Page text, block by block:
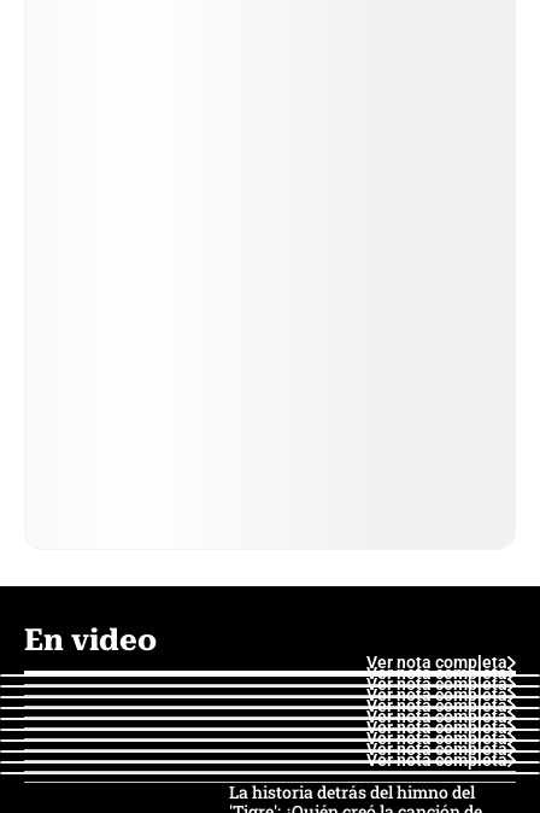
En video
Ver nota completa
Ver nota completa
Ver nota completa
Ver nota completa
Ver nota completa
Ver nota completa
Ver nota completa
Ver nota completa
Ver nota completa
Ver nota completa
La historia detrás del himno del